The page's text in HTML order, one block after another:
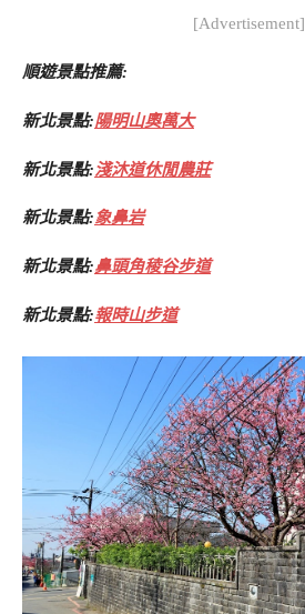
[Advertisement]
順遊景點推薦:
新北景點:陽明山奧萬大
新北景點:淺沐道休閒農莊
新北景點:象鼻岩
新北景點:鼻頭角稜谷步道
新北景點:報時山步道